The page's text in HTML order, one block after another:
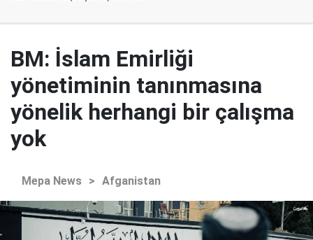
BM: İslam Emirliği
yönetiminin tanınmasına
yönelik herhangi bir çalışma
yok
Mepa News > Afganistan